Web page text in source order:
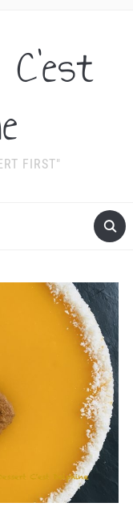
FIRST"